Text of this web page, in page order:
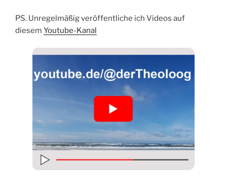
PS. Unregelmäßig veröffentliche ich Videos auf
diesem Youtube-Kanal